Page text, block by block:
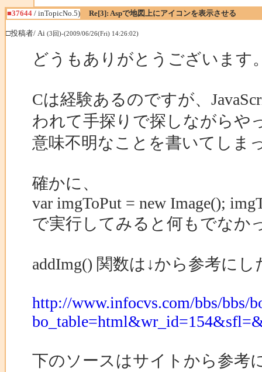
■37644 / inTopicNo.5) Re[3]: Aspで地図上にアイコンを表示させる
□投稿者/ Ai (3回)-(2009/06/26(Fri) 14:26:02)
どうもありがとうございます
Cは経験あるのですが、
われて手探りで探しながらや
意味不明なことを書いてしま
確かに、
var imgToPut = new Image();
で実行してみると何もでなか
addImg() 関数は↓から参考に
http://www.infocvs.com/bbs/bbs/
下のソースはサイトから参考